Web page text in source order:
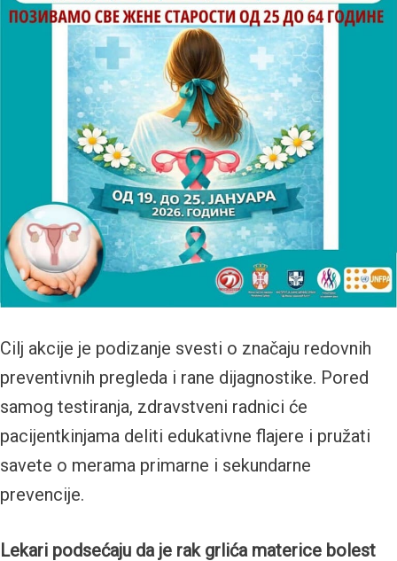
Cilj akcije je podizanje svesti o značaju redovnih
preventivnih pregleda i rane dijagnostike. Pored
samog testiranja, zdravstveni radnici će
pacijentkinjama deliti edukativne flajere i pružati
savete o merama primarne i sekundarne
prevencije.
Lekari podsećaju da je rak grlića materice bolest